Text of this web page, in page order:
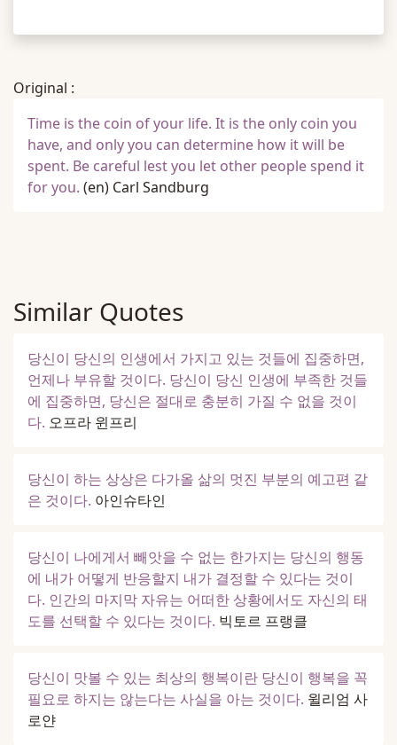
Original :
Time is the coin of your life. It is the only coin you
have, and only you can determine how it will be
spent. Be careful lest you let other people spend it
for you. (en) Carl Sandburg
Similar Quotes
당신이 당신의 인생에서 가지고 있는 것들에 집중하면,
언제나 부유할 것이다. 당신이 당신 인생에 부족한 것들
에 집중하면, 당신은 절대로 충분히 가질 수 없을 것이
다. 오프라 윈프리
당신이 하는 상상은 다가올 삶의 멋진 부분의 예고편 같
은 것이다. 아인슈타인
당신이 나에게서 빼앗을 수 없는 한가지는 당신의 행동
에 내가 어떻게 반응할지 내가 결정할 수 있다는 것이
다. 인간의 마지막 자유는 어떠한 상황에서도 자신의 태
도를 선택할 수 있다는 것이다. 빅토르 프랭클
당신이 맛볼 수 있는 최상의 행복이란 당신이 행복을 꼭
필요로 하지는 않는다는 사실을 아는 것이다. 윌리엄 사
로얀